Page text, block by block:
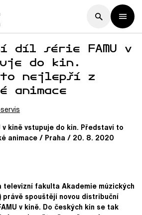
díl série FAMU v
do kin.
nejlepší z
animace
kině vstupuje do kin. Představí to
animace / Praha / 20. 8. 2020
televizní fakulta Akademie múzických
právě spouštějí novou distribuční
v kině. Do českých kin se tak